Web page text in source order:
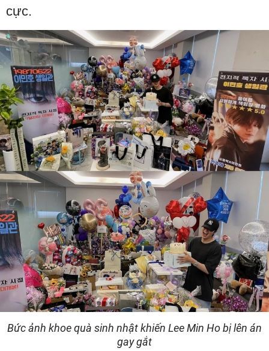
cực.
Bức ảnh khoe quà sinh nhật khiến Lee Min Ho bị lên án
gay gắt